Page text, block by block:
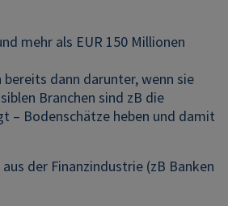
mehr als EUR 150 Millionen
dann darunter, wenn sie
Branchen sind zB die
– Bodenschätze heben und damit
der Finanzindustrie (zB Banken